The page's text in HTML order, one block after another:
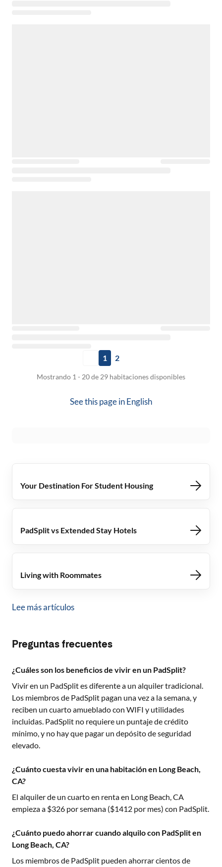
1 2
Mostrando 1 - 20 de 29 habitaciones disponibles
See this page inEnglish
Your Destination For Student Housing
PadSplit vs Extended Stay Hotels
Living with Roommates
Lee más artículos
Preguntas frecuentes
¿Cuáles son los beneficios de vivir en un PadSplit?
Vivir en un PadSplit es diferente a un alquiler tradicional.
Los miembros de PadSplit pagan una vez a la semana, y
reciben un cuarto amueblado con WIFI y utilidades
incluidas. PadSplit no requiere un puntaje de crédito
mínimo, y no hay que pagar un depósito de seguridad
elevado.
¿Cuánto cuesta vivir en una habitación en Long Beach,
CA?
El alquiler de un cuarto en renta en Long Beach, CA
empieza a $326 por semana ($1412 por mes) con PadSplit.
¿Cuánto puedo ahorrar cuando alquilo con PadSplit en
Long Beach, CA?
Los miembros de PadSplit pueden ahorrar cientos de